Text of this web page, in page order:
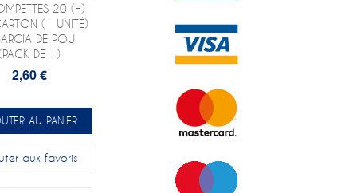
20 (H)
(1 UNITÉ)
DE POU
DE 1)
2,60 €
AU PANIER
aux favoris